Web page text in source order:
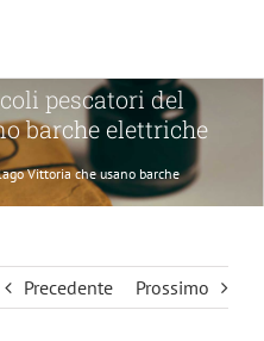
pescatori del
barche elettriche
Vittoria che usano barche
Precedente Prossimo